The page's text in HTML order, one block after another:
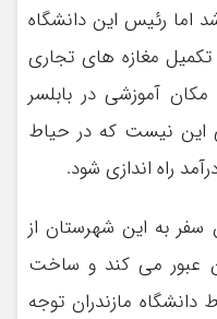
اما رئیس این دانشگاه
مغازه های تجاری
آموزشی در بابلسر
این نیست که در حیاط
راه اندازی شود.
به این شهرستان از
عبور می کند و ساخت
مازندران توجه